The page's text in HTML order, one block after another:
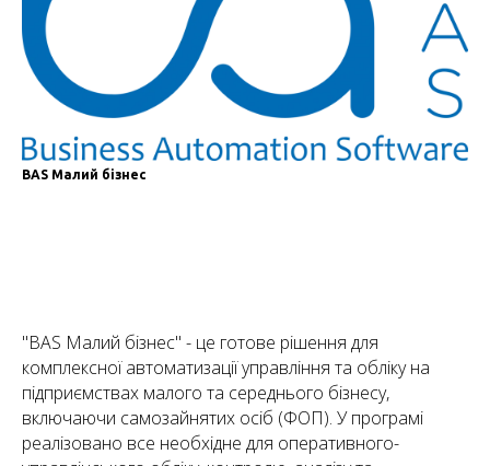
BAS Малий бізнес
"BAS Малий бізнес" - це готове рішення для
комплексної автоматизації управління та обліку на
підприємствах малого та середнього бізнесу,
включаючи самозайнятих осіб (ФОП). У програмі
реалізовано все необхідне для оперативного-